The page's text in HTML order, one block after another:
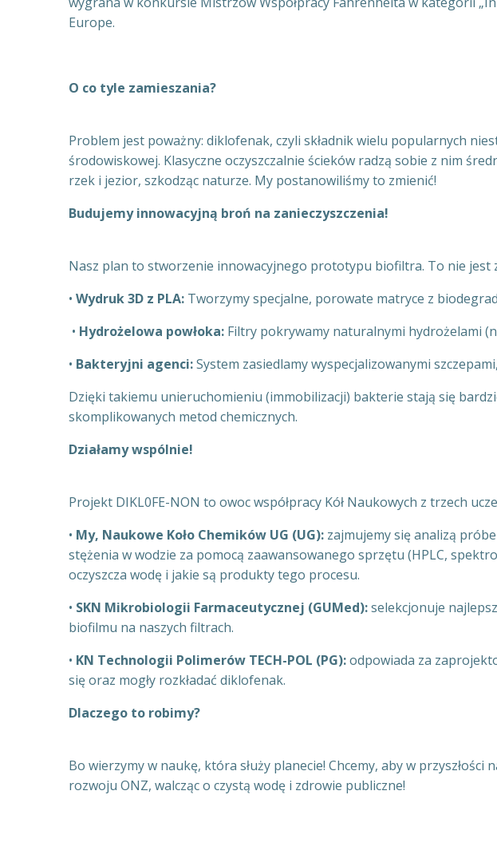
Europe.
O co tyle zamieszania?
Problem jest poważny: diklofenak, czyli składnik wielu popularnych
środowiskowej. Klasyczne oczyszczalnie ścieków radzą sobie z nim
rzek i jezior, szkodząc naturze. My postanowiliśmy to zmienić!
Budujemy innowacyjną broń na zanieczyszczenia!
Nasz plan to stworzenie innowacyjnego prototypu biofiltra. To nie jest
• Wydruk 3D z PLA: Tworzymy specjalne, porowate matryce z
• Hydrożelowa powłoka: Filtry pokrywamy naturalnymi hydrożelami
• Bakteryjni agenci:System zasiedlamy wyspecjalizowanymi
Dzięki takiemu unieruchomieniu (immobilizacji) bakterie stają się
skomplikowanych metod chemicznych.
Działamy wspólnie!
Projekt DIKL0FE-NON to owoc współpracy Kół Naukowych z trzech
• My, Naukowe Koło Chemików UG (UG): zajmujemy się analizą
stężenia w wodzie za pomocą zaawansowanego sprzętu (HPLC,
oczyszcza wodę i jakie są produkty tego procesu.
• SKN Mikrobiologii Farmaceutycznej (GUMed):selekcjonuje
biofilmu na naszych filtrach.
• KN Technologii Polimerów TECH-POL (PG):odpowiada za
się oraz mogły rozkładać diklofenak.
Dlaczego to robimy?
Bo wierzymy w naukę, która służy planecie! Chcemy, aby w
rozwoju ONZ, walcząc o czystą wodę i zdrowie publiczne!